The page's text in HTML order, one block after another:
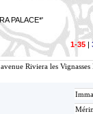
PALACE*'
1-35|
Riviera les Vignasses